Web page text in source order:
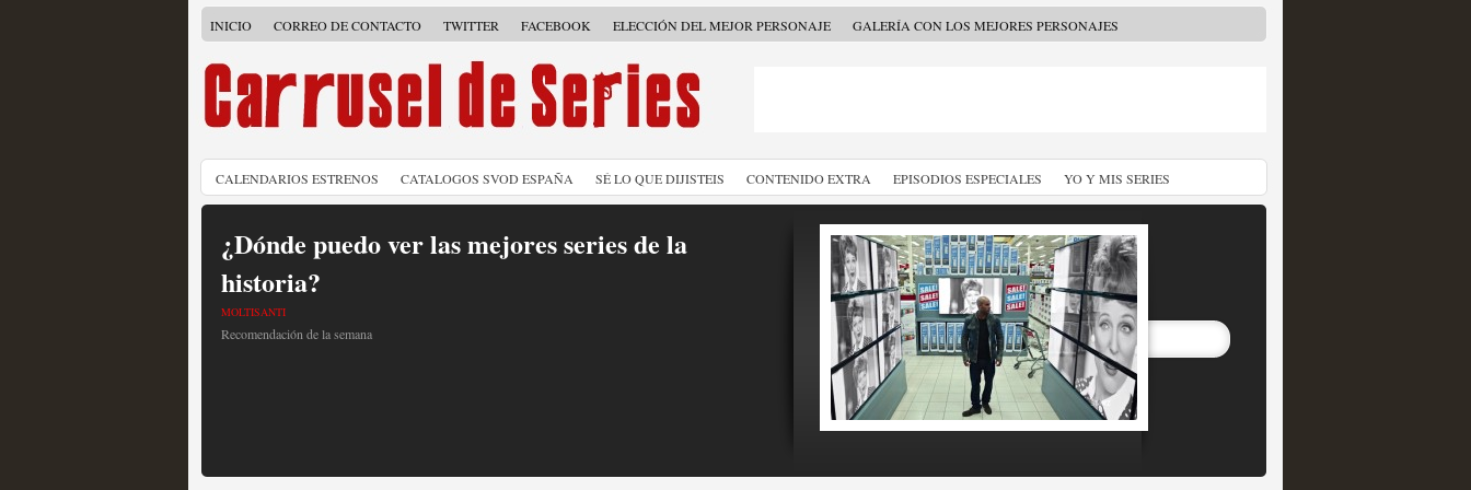
INICIO CORREO DE CONTACTO TWITTER FACEBOOK ELECCIÓN DEL MEJOR PERSONAJE GALERÍA CON LOS MEJORES PERSONAJES
CALENDARIOS ESTRENOS CATALOGOS SVOD ESPAÑA SÉ LO QUE DIJISTEIS CONTENIDO EXTRA EPISODIOS ESPECIALES YO Y MIS SERIES
¿Dónde puedo ver las mejores series de la
historia?
MOLTISANTI
Recomendación de la semana